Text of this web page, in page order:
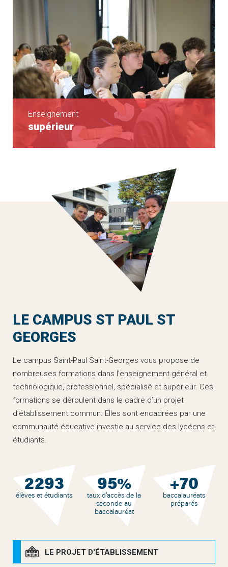
Bac Pro MCV - Option A
Bac Pro MCV - Option B
Ouverture à l'international
Enseignement
supérieur
BTS Support à l’Action
BTS Gestion de la
BTS MCO
BTS Professions
Immobilières
LE CAMPUS ST PAUL ST
GEORGES
Le campus Saint-Paul Saint-Georges vous propose de
nombreuses formations dans l’enseignement général et
technologique, professionnel, spécialisé et supérieur. Ces
formations se déroulent dans le cadre d’un projet
d’établissement commun. Elles sont encadrées par une
communauté éducative investie au service des lycéens et
étudiants.
2293
élèves et étudiants
95%
taux d'accès de la
seconde au
baccalauréat
+70
baccalauréats
préparés
LE PROJET D'ÉTABLISSEMENT